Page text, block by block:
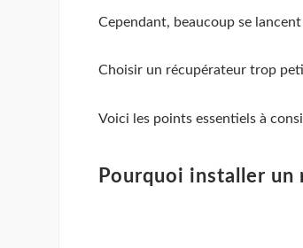
Cependant, beaucoup se
Choisir un récupérateur trop
Voici les points essentiels à
Pourquoi installer un